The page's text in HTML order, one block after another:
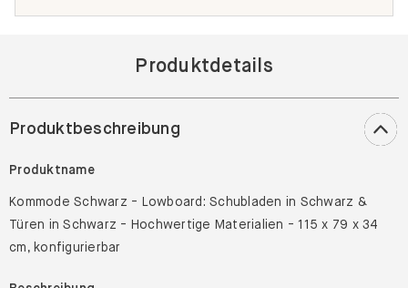
Produktname
Kommode Schwarz - Lowboard: Schubladen in Schwarz &
cm, konfigurierbar
Beschreibung
Diese stabile Design Kommode in Schwarz, mit optionalen